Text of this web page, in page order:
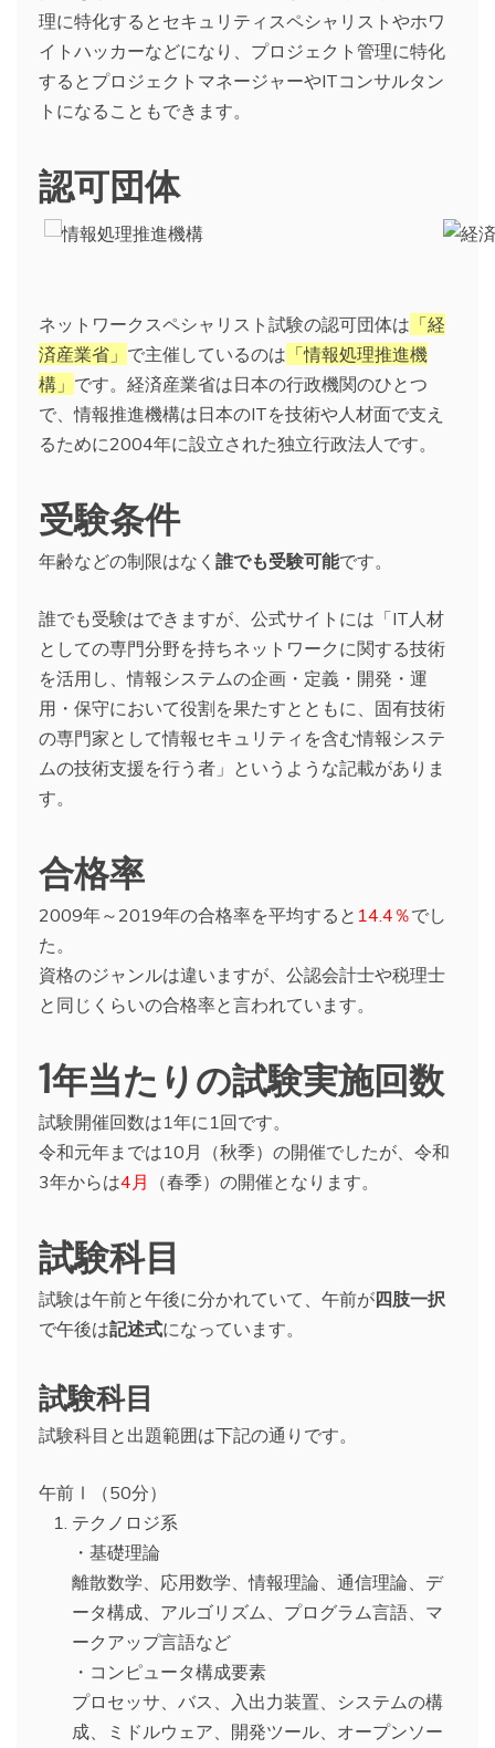
理に特化するとセキュリティスペシャリストやホワ
イトハッカーなどになり、プロジェクト管理に特化
するとプロジェクトマネージャーやITコンサルタン
トになることもできます。
認可団体
ネットワークスペシャリスト試験の認可団体は 「経
済産業省」 で主催しているのは 「情報処理推進機
構」 です。経済産業省は日本の行政機関のひとつ
で、情報推進機構は日本のITを技術や人材面で支え
るために2004年に設立された独立行政法人です。
受験条件
年齢などの制限はなく 誰でも受験可能です。
誰でも受験はできますが、公式サイトには「IT人材
としての専門分野を持ちネットワークに関する技術
を活用し、情報システムの企画・定義・開発・運
用・保守において役割を果たすとともに、固有技術
の専門家として情報セキュリティを含む情報システ
ムの技術支援を行う者」というような記載がありま
す。
合格率
2009年～2019年の合格率を平均すると 14.4％でし
た。
資格のジャンルは違いますが、公認会計士や税理士
と同じくらいの合格率と言われています。
1年当たりの試験実施回数
試験開催回数は1年に1回です。
令和元年までは10月（秋季）の開催でしたが、令和
3年からは4月 （春季）の開催となります。
試験科目
試験は午前と午後に分かれていて、午前が四肢一択
で午後は記述式になっています。
試験科目
試験科目と出題範囲は下記の通りです。
午前Ⅰ（50分）
テクノロジ系
・基礎理論
離散数学、応用数学、情報理論、通信理論、デ
ータ構成、アルゴリズム、プログラム言語、マ
ークアップ言語など
・コンピュータ構成要素
プロセッサ、バス、入出力装置、システムの構
成、ミドルウェア、開発ツール、オープンソー